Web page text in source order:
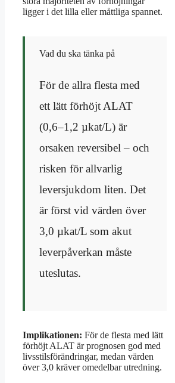
ligger i det lilla eller måttliga spannet.
Vad du ska tänka på
För de allra flesta med
ett lätt förhöjt ALAT
(0,6–1,2 µkat/L) är
orsaken reversibel – och
risken för allvarlig
leversjukdom liten. Det
är först vid värden över
3,0 µkat/L som akut
leverpåverkan måste
uteslutas.
Implikationen: För de flesta med lätt
förhöjt ALAT är prognosen god med
livsstilsförändringar, medan värden
över 3,0 kräver omedelbar utredning.